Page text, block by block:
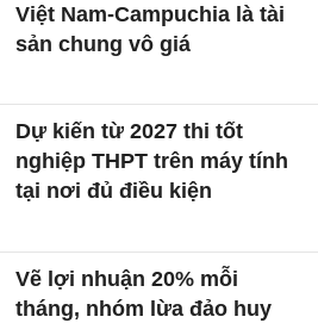
Việt Nam-Campuchia là tài
sản chung vô giá ​
Dự kiến từ 2027 thi tốt
nghiệp THPT trên máy tính
tại nơi đủ điều kiện
Vẽ lợi nhuận 20% mỗi
tháng, nhóm lừa đảo huy